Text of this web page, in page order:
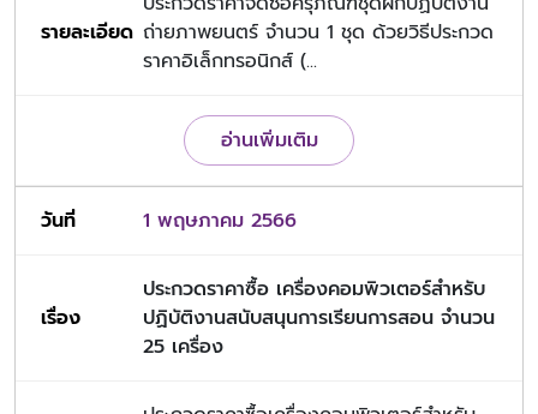
ถ่ายภาพยนตร์ จำนวน 1 ชุด ด้วยวิธีประกวด
ราคาอิเล็กทรอนิกส์ (...
อ่านเพิ่มเติม
1 พฤษภาคม 2566
ประกวดราคาซื้อ เครื่องคอมพิวเตอร์สำหรับ
ปฏิบัติงานสนับสนุนการเรียนการสอน จำนวน
25 เครื่อง